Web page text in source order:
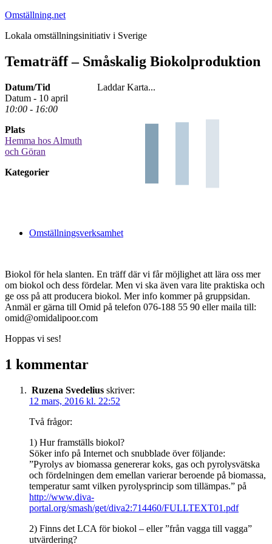
Hoppa
innehåll
Omställning.net
Lokala omställningsinitiativ i Sverige
Tematräff – Småskalig Biokolproduktion
Laddar Karta...
Datum/Tid
Datum - 10 april
10:00 - 16:00
Plats
Hemma hos Almuth
och Göran
Kategorier
Omställningsverksamhet
Biokol för hela slanten. En träff där vi får möjlighet att lära oss mer
om biokol och dess fördelar. Men vi ska även vara lite praktiska och
ge oss på att producera biokol. Mer info kommer på gruppsidan.
Anmäl er gärna till Omid på telefon 076-188 55 90 eller maila till:
omid@omidalipoor.com
Hoppas vi ses!
1 kommentar
Ruzena Svedelius skriver:
12 mars, 2016 kl. 22:52
Två frågor:
1) Hur framställs biokol?
Söker info på Internet och snubblade över följande:
”Pyrolys av biomassa genererar koks, gas och pyrolysvätska
och fördelningen dem emellan varierar beroende på biomassa,
temperatur samt vilken pyrolysprincip som tillämpas.” på
http://www.diva-
portal.org/smash/get/diva2:714460/FULLTEXT01.pdf
2) Finns det LCA för biokol – eller ”från vagga till vagga”
utvärdering?